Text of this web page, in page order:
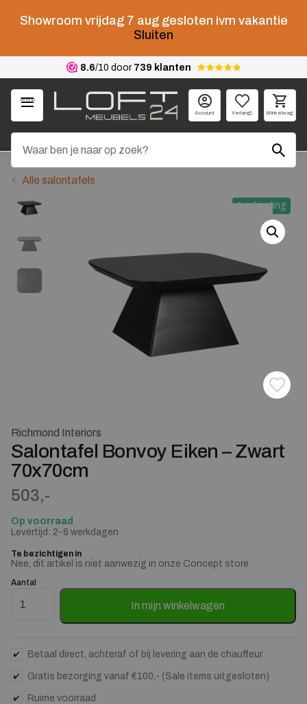
Showroom vrijdag 7 aug gesloten ivm vakantie
Sluiten
8.6/10 door 739 klanten
Menu
Account Verlangl. Winkelwag.
Alle salontafels
Aanbieding
Richmond Interiors
Salontafel Bonvoy Eiken – Zwart
70x70cm
503,-
Op voorraad
Levertijd: 2-6 werkdagen
Te bezichtigen in
Nee, dit artikel is niet aanwezig in onze Concept store
Aantal
Salontafel Bonvoy Eiken - Zwart 70x70cm aantal
In mijn winkelwagen
Betaal direct, achteraf of bij levering aan de chauffeur
Gratis bezorging vanaf €100,- (Sale items uitgesloten)
Ruime voorraad